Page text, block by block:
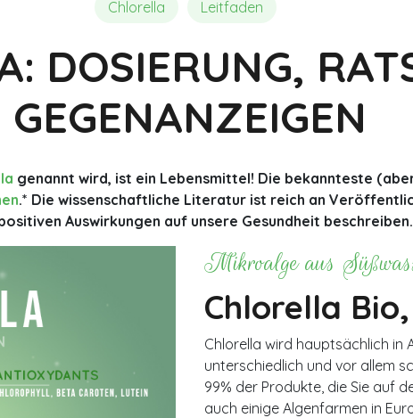
Chlorella und Detox
Meinungen und Erfahrungsberichte
Chlorella Leitfaden
DOSIERUNG,
GEGENANZEIGEN
genannt wird, ist ein Lebensmittel! Die bekannteste
.* Die wissenschaftliche Literatur ist reich an
Auswirkungen auf unsere Gesundheit beschreiben.
Mikroalge aus
Chlorella
Chlorella wird hauptsächlich in
unterschiedlich und vor allem
99% der Produkte, die Sie auf
auch einige Algenfarmen in